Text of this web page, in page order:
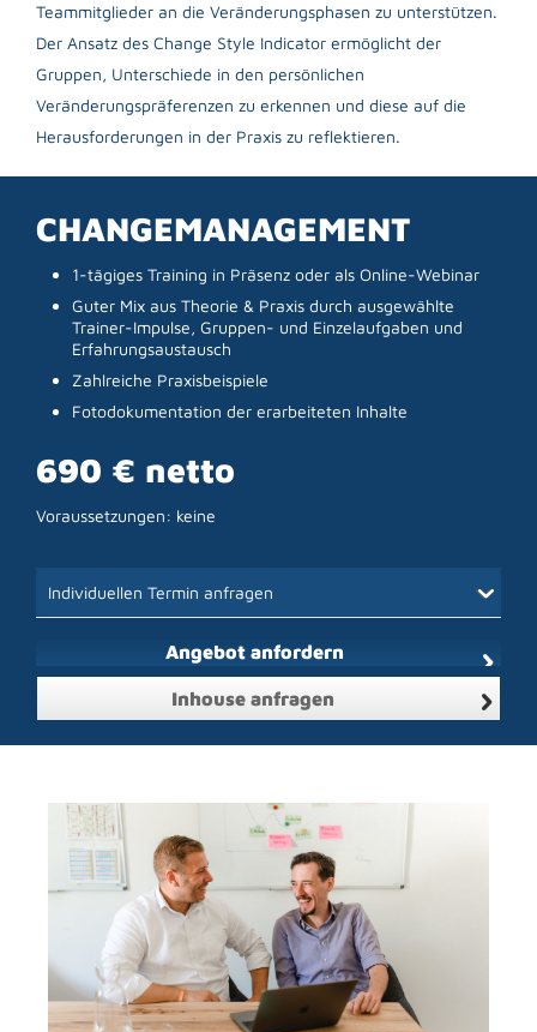
Teammitglieder an die Veränderungsphasen zu unterstützen.
Der Ansatz des Change Style Indicator ermöglicht der
Gruppen, Unterschiede in den persönlichen
Veränderungspräferenzen zu erkennen und diese auf die
Herausforderungen in der Praxis zu reflektieren.
CHANGEMANAGEMENT
1-tägiges Training in Präsenz oder als Online-Webinar
Guter Mix aus Theorie & Praxis durch ausgewählte
Trainer-Impulse, Gruppen- und Einzelaufgaben und
Erfahrungsaustausch
Zahlreiche Praxisbeispiele
Fotodokumentation der erarbeiteten Inhalte
690 € netto
Voraussetzungen: keine
Angebot anfordern
Inhouse anfragen